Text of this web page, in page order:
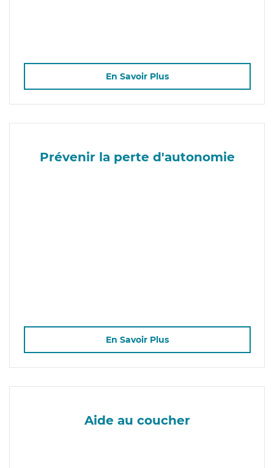
En Savoir Plus
Prévenir la perte d'autonomie
En Savoir Plus
Aide au coucher